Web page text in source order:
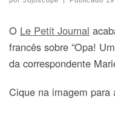
O Le Petit Journal
francês sobre “Opa!
da correspondente
Cique na imagem para